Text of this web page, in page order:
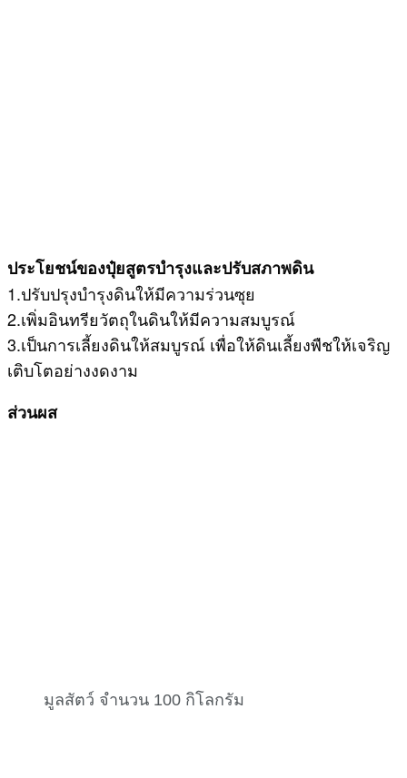
ประโยชน์ของปุ๋ยสูตรบำรุงและปรับสภาพดิน
1.ปรับปรุงบำรุงดินให้มีความร่วนซุย
2.เพิ่มอินทรียวัตถุในดินให้มีความสมบูรณ์
3.เป็นการเลี้ยงดินให้สมบูรณ์ เพื่อให้ดินเลี้ยงพืชให้เจริญ
เติบโตอย่างงดงาม
ส่วนผส
มูลสัตว์ จำนวน 100 กิโลกรัม